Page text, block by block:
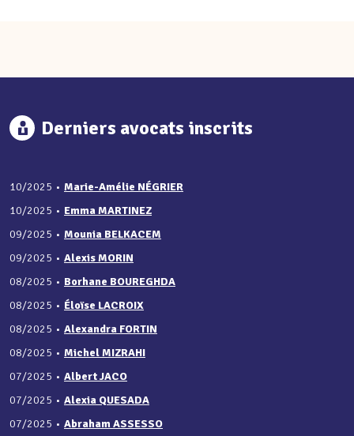
Derniers avocats inscrits
10/2025 • Marie-Amélie NÉGRIER
10/2025 • Emma MARTINEZ
09/2025 • Mounia BELKACEM
09/2025 • Alexis MORIN
08/2025 • Borhane BOUREGHDA
08/2025 • Éloïse LACROIX
08/2025 • Alexandra FORTIN
08/2025 • Michel MIZRAHI
07/2025 • Albert JACO
07/2025 • Alexia QUESADA
07/2025 • Abraham ASSESSO